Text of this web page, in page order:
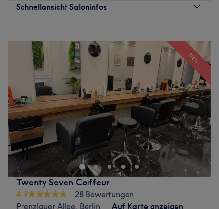
Schnellansicht Saloninfos
Dienstag
11:00–18:00
Mittwoch
11:00
18:00
Donnerstag
11:00
18:00
Freitag
11:00–18:00
Samstag
11:00–18:00
Sonntag
Geschlossen
Almaha Beauty Saloon in Berlin, Grunewald ist ein Ort,
an dem jedes Detail zählt. Hier werden Looks kreiert, die
die natürliche Schönheit und Individualität der
Kund:innen unterstreichen. Gearbeitet wird ausschließlich
mit professioneller Haarpflege, die individuell auf dein
Haar abgestimmt wird - damit es gesund, glänzend und
gepflegt bleibt.
NEU
Twenty Seven Coıffeur
4,9
28 Bewertungen
Prenzlauer Allee, Berlin
Auf Karte anzeigen